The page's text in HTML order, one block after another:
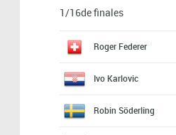
1/16de finales
Roger Federer
Ivo Karlovic
Robin Söderling